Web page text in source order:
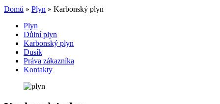
Domů » Plyn » Karbonský plyn
Plyn
Důlní plyn
Karbonský plyn
Dusík
Práva zákazníka
Kontakty